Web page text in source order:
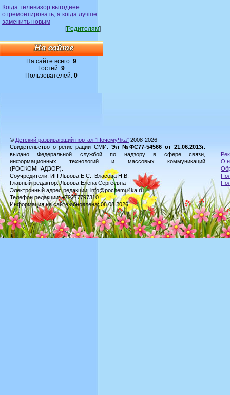
Когда телевизор выгоднее
отремонтировать, а когда лучше
заменить новым
[Родителям]
На сайте всего: 9
Гостей: 9
Пользователей: 0
© Детский развивающий портал "ПочемуЧка" 2008-2026
Свидетельство о регистрации СМИ: Эл №ФС77-54566 от 21.06.2013г.
выдано Федеральной службой по надзору в сфере связи,
информационных технологий и массовых коммуникаций
(РОСКОМНАДЗОР).
Соучредители: ИП Львова Е.С., Власова Н.В.
Главный редактор: Львова Елена Сергеевна
Электронный адрес редакции: info@pochemu4ka.ru
Телефон редакции: +79277797310
Информация на сайте обновлена: 08.08.2026
О